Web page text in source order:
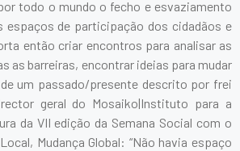
todo o mundo o fecho e esvaziamento
espaços de participação dos cidadãos e
então criar encontros para analisar as
as barreiras, encontrar ideias para mudar
um passado/presente descrito por frei
geral do Mosaiko|Instituto para a
da VII edição da Semana Social com o
Mudança Global: “Não havia espaço